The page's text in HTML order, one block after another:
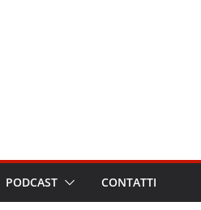
PODCAST CONTATTI